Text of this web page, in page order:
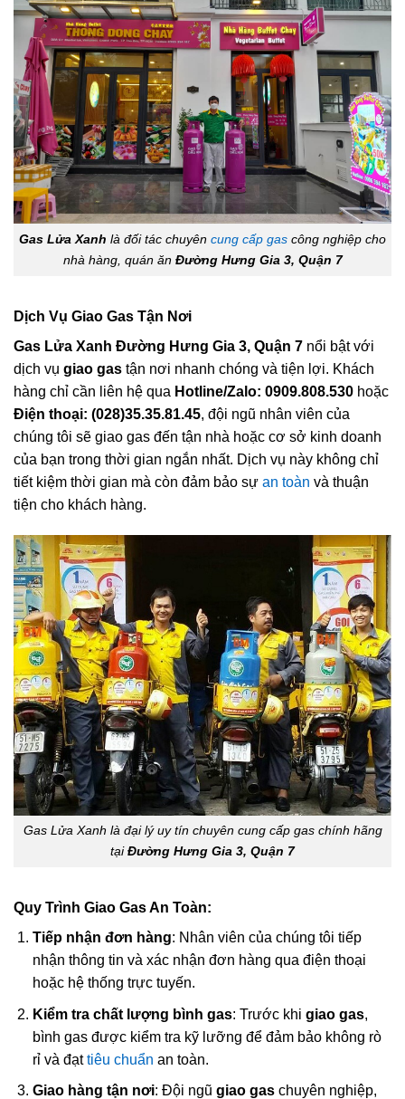
Gas Lửa Xanh là đối tác chuyên cung cấp gas công nghiệp cho
nhà hàng, quán ăn Đường Hưng Gia 3, Quận 7
Dịch Vụ Giao Gas Tận Nơi
Gas Lửa Xanh Đường Hưng Gia 3, Quận 7 nổi bật với
dịch vụ giao gas tận nơi nhanh chóng và tiện lợi. Khách
hàng chỉ cần liên hệ qua Hotline/Zalo: 0909.808.530 hoặc
Điện thoại: (028)35.35.81.45, đội ngũ nhân viên của
chúng tôi sẽ giao gas đến tận nhà hoặc cơ sở kinh doanh
của bạn trong thời gian ngắn nhất. Dịch vụ này không chỉ
tiết kiệm thời gian mà còn đảm bảo sự an toàn và thuận
tiện cho khách hàng.
Gas Lửa Xanh là đại lý uy tín chuyên cung cấp gas chính hãng
tạiĐường Hưng Gia 3, Quận 7
Quy Trình Giao Gas An Toàn:
Tiếp nhận đơn hàng: Nhân viên của chúng tôi tiếp
nhận thông tin và xác nhận đơn hàng qua điện thoại
hoặc hệ thống trực tuyến.
Kiểm tra chất lượng bình gas: Trước khi giao gas,
bình gas được kiểm tra kỹ lưỡng để đảm bảo không rò
rỉ và đạttiêu chuẩn an toàn.
Giao hàng tận nơi: Đội ngũ giao gaschuyên nghiệp,